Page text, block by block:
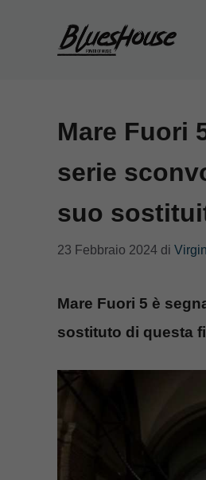
Mare Fuori
serie
suo
23 Febbraio 2024 di
Mare Fuori 5 è
sostituto di questa